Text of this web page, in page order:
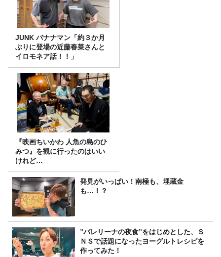
JUNK バナナマン「約３か月
ぶりに登場の近藤春菜さんと
イロモネア話！！」
『映画ちいかわ 人魚の島のひ
みつ』を観に行ったのはいい
けれど…
発見がいっぱい！南極も、埋蔵金
も…！？
”バレリーナの夜食”をはじめとした、Ｓ
ＮＳで話題になったヨーグルトレシピを
作ってみた！